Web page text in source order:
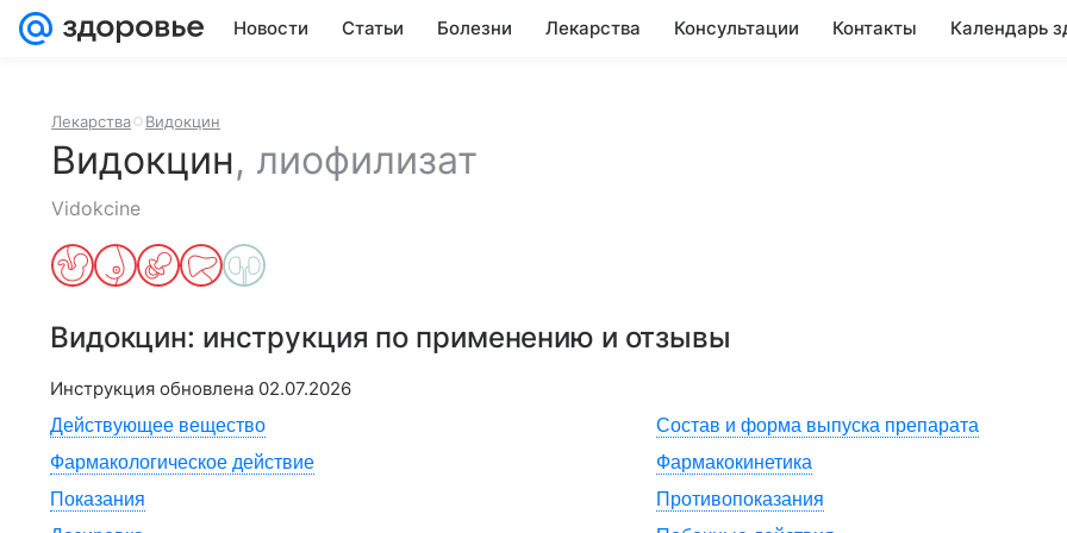
Новости Статьи Болезни Лекарства Консультации Контакты Календарь
Лекарства Видокцин
Видокцин, лиофилизат
Vidokcine
Видокцин: инструкция по применению и отзывы
Инструкция обновлена 02.07.2026
Действующее вещество
Состав и форма выпуска препарата
Фармакологическое действие
Фармакокинетика
Показания
Противопоказания